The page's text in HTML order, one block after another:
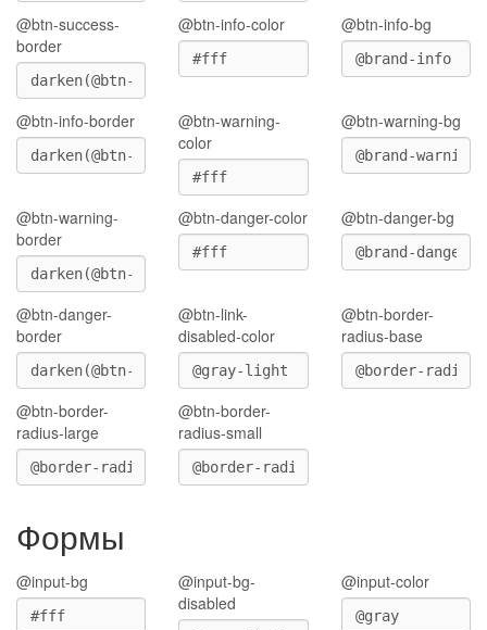
@btn-success-
border
@btn-info-color @btn-info-bg
@btn-info-border
@btn-warning-
color
@btn-warning-bg
@btn-warning-
border
@btn-danger-color @btn-danger-bg
@btn-danger-
border
@btn-link-
disabled-color
@btn-border-
radius-base
@btn-border-
radius-large
@btn-border-
radius-small
Формы
@input-bg
@input-bg-
disabled
@input-color